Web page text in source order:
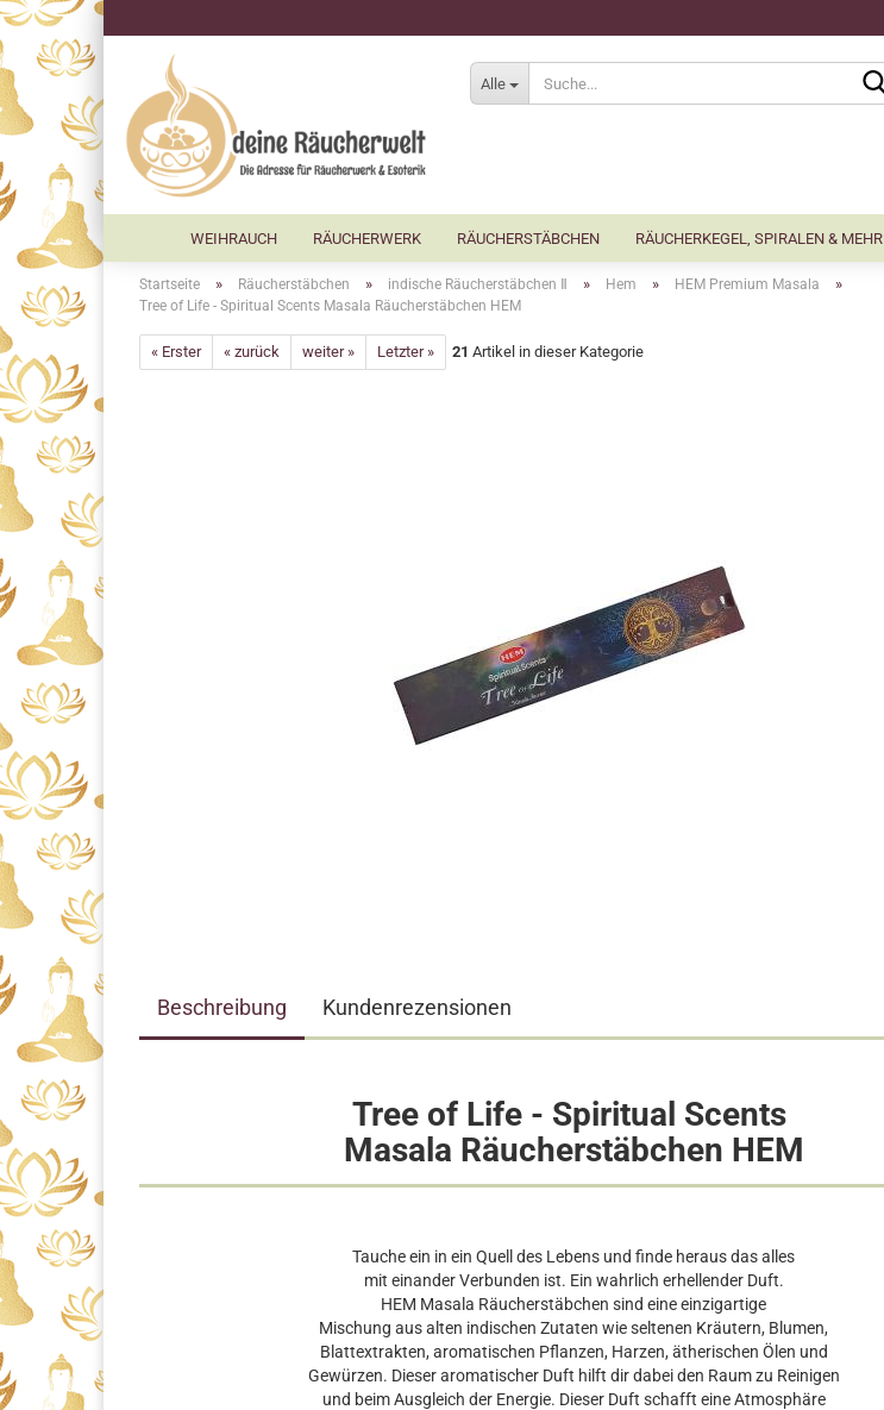
Alle
WEIHRAUCH RÄUCHERWERK RÄUCHERSTÄBCHEN RÄUCHERKEGEL, SPIRALEN & MEHR
Startseite » Räucherstäbchen » indische Räucherstäbchen Ⅱ » Hem » HEM Premium Masala »
Tree of Life - Spiritual Scents Masala Räucherstäbchen HEM
« Erster « zurück weiter » Letzter » 21 Artikel in dieser Kategorie
Beschreibung Kundenrezensionen
Tree of Life - Spiritual Scents
Masala Räucherstäbchen HEM
Tauche ein in ein Quell des Lebens und finde heraus das alles
mit einander Verbunden ist. Ein wahrlich erhellender Duft.
HEM Masala Räucherstäbchen sind eine einzigartige
Mischung aus alten indischen Zutaten wie seltenen Kräutern, Blumen,
Blattextrakten, aromatischen Pflanzen, Harzen, ätherischen Ölen und
Gewürzen. Dieser aromatischer Duft hilft dir dabei den Raum zu Reinigen
und beim Ausgleich der Energie. Dieser Duft schafft eine Atmosphäre